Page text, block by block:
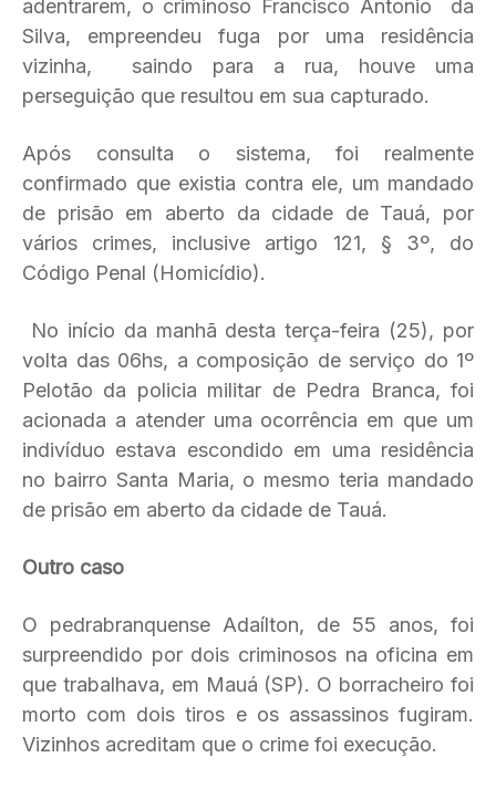
adentrarem, o criminoso Francisco Antonio da
Silva, empreendeu fuga por uma residência
vizinha, saindo para a rua, houve uma
perseguição que resultou em sua capturado.
Após consulta o sistema, foi realmente
confirmado que existia contra ele, um mandado
de prisão em aberto da cidade de Tauá, por
vários crimes, inclusive artigo 121, § 3º, do
Código Penal (Homicídio).
No início da manhã desta terça-feira (25), por
volta das 06hs, a composição de serviço do 1º
Pelotão da policia militar de Pedra Branca, foi
acionada a atender uma ocorrência em que um
indivíduo estava escondido em uma residência
no bairro Santa Maria, o mesmo teria mandado
de prisão em aberto da cidade de Tauá.
Outro caso
O pedrabranquense Adaílton, de 55 anos, foi
surpreendido por dois criminosos na oficina em
que trabalhava, em Mauá (SP). O borracheiro foi
morto com dois tiros e os assassinos fugiram.
Vizinhos acreditam que o crime foi execução.